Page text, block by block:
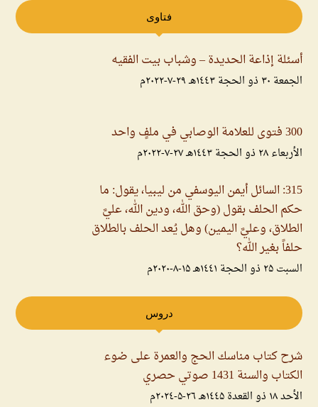
فتاوى
أسئلة إذاعة الحديدة – وشباب بيت الفقيه
الجمعة ۳۰ ذو الحجة ۱٤٤۳هـ ۲۹-۷-۲۰۲۲م
300 فتوى للعلامة الوصابي في ملفٍ واحد
الأربعاء ۲۸ ذو الحجة ۱٤٤۳هـ ۲۷-۷-۲۰۲۲م
315: السائل أيمن اليوسفي من ليبيا، يقول: ما
حكم الحلف بقول (وحق الله، ودين الله، عليَّ
الطلاق، وعليَّ اليمين) وهل يُعد الحلف بالطلاق
حلفاً بغير الله؟
السبت ۲۵ ذو الحجة ۱٤٤۱هـ ۱۵-۸-۲۰۲۰م
دروس
شرح كتاب مناسك الحج والعمرة على ضوء
الكتاب والسنة 1431 صوتي حصري
الأحد ۱۸ ذو القعدة ۱٤٤۵هـ ۲٦-۵-۲۰۲٤م